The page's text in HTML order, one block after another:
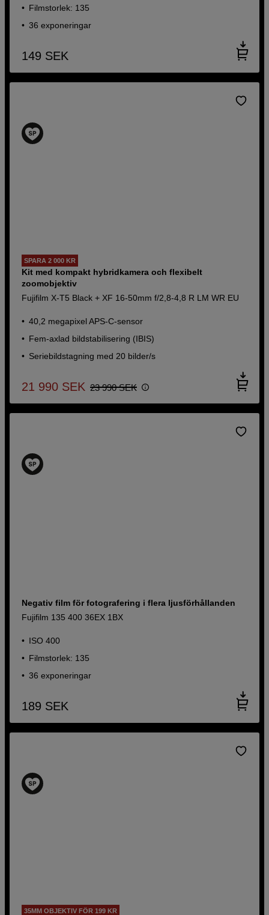
Filmstorlek: 135
36 exponeringar
149 SEK
SPARA 2 000 KR
Kit med kompakt hybridkamera och flexibelt
zoomobjektiv
Fujifilm X-T5 Black + XF 16-50mm f/2,8-4,8 R LM WR EU
40,2 megapixel APS-C-sensor
Fem-axlad bildstabilisering (IBIS)
Seriebildstagning med 20 bilder/s
21 990 SEK 23 990 SEK
Negativ film för fotografering i flera ljusförhållanden
Fujifilm 135 400 36EX 1BX
ISO 400
Filmstorlek: 135
36 exponeringar
189 SEK
35MM OBJEKTIV FÖR 199 KR